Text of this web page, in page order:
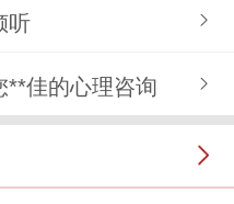
听
**佳的心理咨询